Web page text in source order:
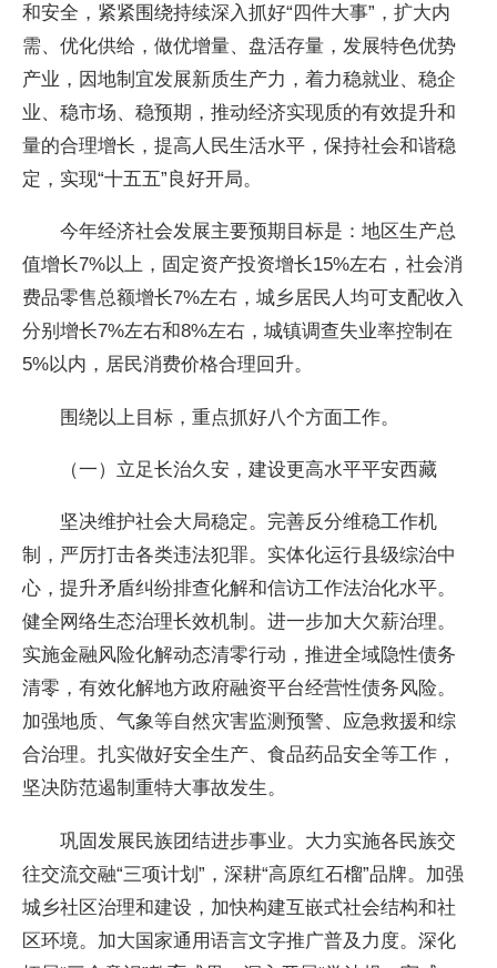
和安全，紧紧围绕持续深入抓好“四件大事”，扩大内
需、优化供给，做优增量、盘活存量，发展特色优势
产业，因地制宜发展新质生产力，着力稳就业、稳企
业、稳市场、稳预期，推动经济实现质的有效提升和
量的合理增长，提高人民生活水平，保持社会和谐稳
定，实现“十五五”良好开局。
今年经济社会发展主要预期目标是：地区生产总
值增长7%以上，固定资产投资增长15%左右，社会消
费品零售总额增长7%左右，城乡居民人均可支配收入
分别增长7%左右和8%左右，城镇调查失业率控制在
5%以内，居民消费价格合理回升。
围绕以上目标，重点抓好八个方面工作。
（一）立足长治久安，建设更高水平平安西藏
坚决维护社会大局稳定。完善反分维稳工作机
制，严厉打击各类违法犯罪。实体化运行县级综治中
心，提升矛盾纠纷排查化解和信访工作法治化水平。
健全网络生态治理长效机制。进一步加大欠薪治理。
实施金融风险化解动态清零行动，推进全域隐性债务
清零，有效化解地方政府融资平台经营性债务风险。
加强地质、气象等自然灾害监测预警、应急救援和综
合治理。扎实做好安全生产、食品药品安全等工作，
坚决防范遏制重特大事故发生。
巩固发展民族团结进步事业。大力实施各民族交
往交流交融“三项计划”，深耕“高原红石榴”品牌。加强
城乡社区治理和建设，加快构建互嵌式社会结构和社
区环境。加大国家通用语言文字推广普及力度。深化